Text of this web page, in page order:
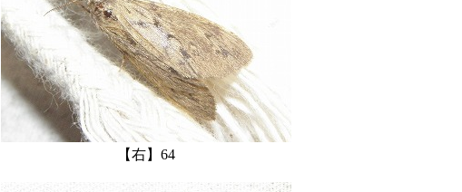
バ？ 【右】64